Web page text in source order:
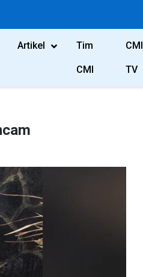
Artikel Tim
CMI
CMI
TV